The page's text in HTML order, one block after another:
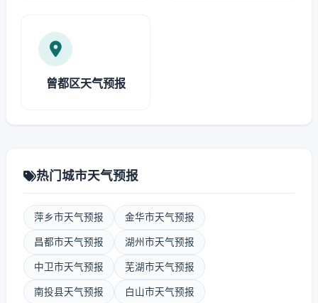
曾都区天气预报
热门城市天气预报
萍乡市天气预报 金华市天气预报
昌都市天气预报 湖州市天气预报
中卫市天气预报 芜湖市天气预报
南投县天气预报 白山市天气预报